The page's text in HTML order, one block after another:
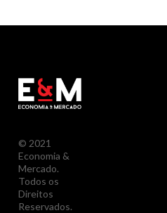
© 2021
Economia &
Mercado.
Todos os
Direitos
Reservados.